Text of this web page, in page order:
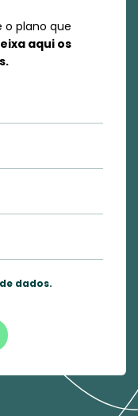
o plano que
aqui os
dados.